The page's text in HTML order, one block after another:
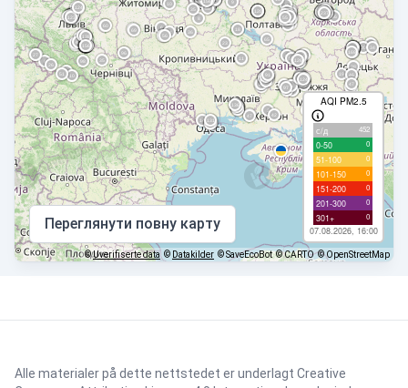
AQI PM2.5
с/д 452
0-50 0
51-100 0
101-150 0
151-200 0
201-300 0
301+ 0
07.08.2026, 16:00
Переглянути повну карту
©Uverifiserte data © Datakilder © SaveEcoBot © CARTO © OpenStreetMap
Alle materialer på dette nettstedet er underlagt Creative